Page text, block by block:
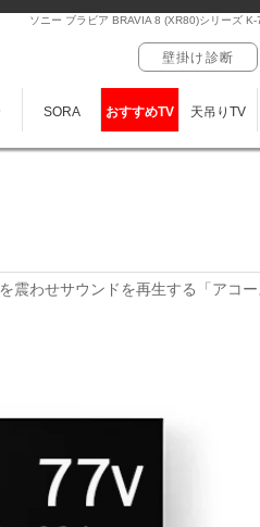
ソニー ブラビア BRAVIA 8 (XR80)シリーズ
壁掛け診断
SORA おすすめTV 天吊りTV
震わせサウンドを再生する「アコ